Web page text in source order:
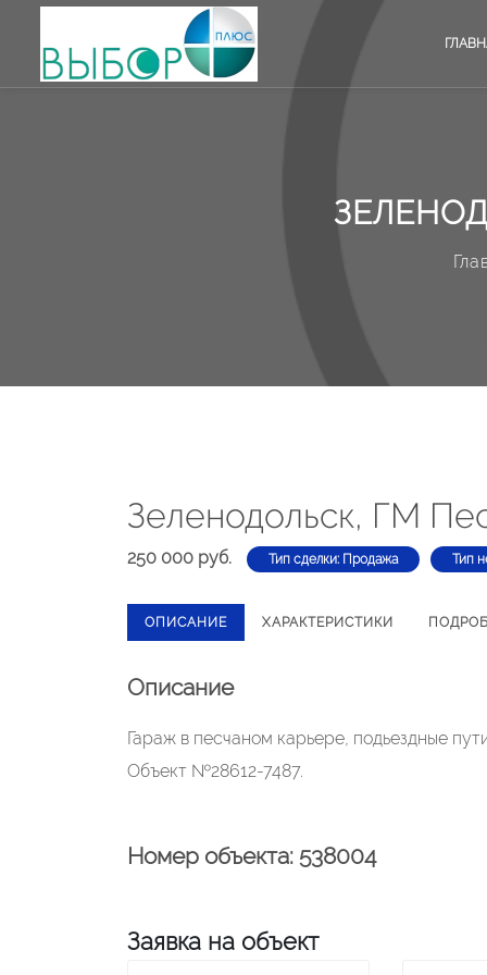
Зеленодольск, ГМ
250 000 руб. Тип сделки: Продажа Тип
ОПИСАНИЕ ХАРАКТЕРИСТИКИ
Описание
Гараж в песчаном карьере, подьездные
Объект №28612-7487.
Номер объекта: 538004
Заявка на объект